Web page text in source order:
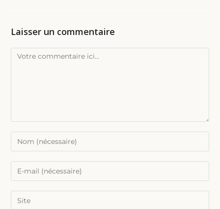
Laisser un commentaire